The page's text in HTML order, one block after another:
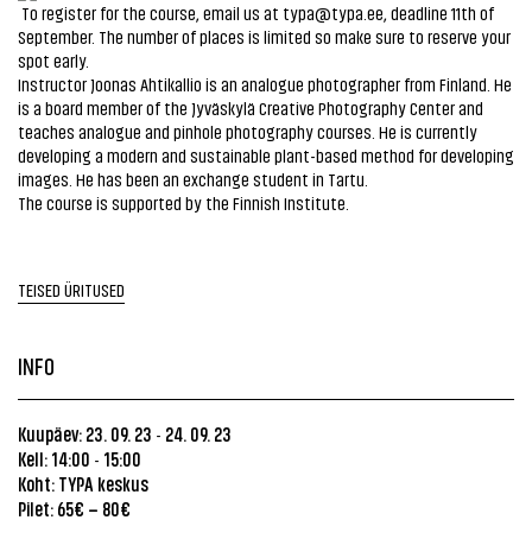
To register for the course, email us at typa@typa.ee, deadline 11th of
September. The number of places is limited so make sure to reserve your
spot early.
Instructor Joonas Ahtikallio is an analogue photographer from Finland. He
is a board member of the Jyväskylä Creative Photography Center and
teaches analogue and pinhole photography courses. He is currently
developing a modern and sustainable plant-based method for developing
images. He has been an exchange student in Tartu.
The course is supported by the Finnish Institute.
TEISED ÜRITUSED
INFO
Kuupäev: 23. 09. 23 - 24. 09. 23
Kell: 14:00 - 15:00
Koht: TYPA keskus
Pilet: 65€ – 80€